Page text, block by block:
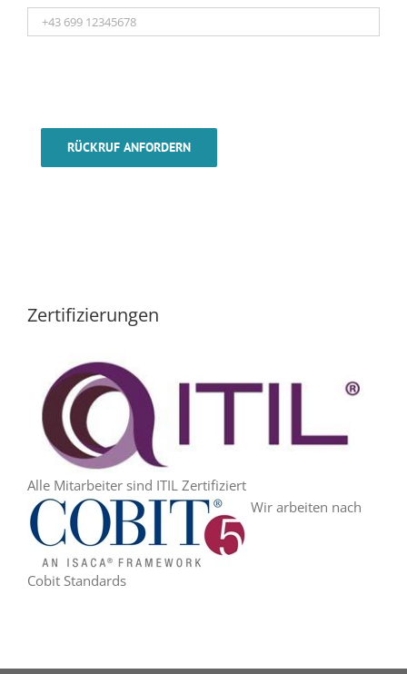
RÜCKRUF ANFORDERN
Zertifizierungen
Alle Mitarbeiter sind ITIL Zertifiziert
Wir arbeiten nach
Cobit Standards